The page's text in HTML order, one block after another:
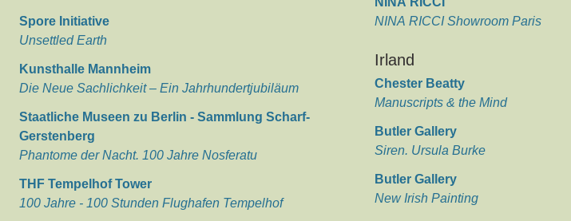
Spore Initiative
Unsettled Earth
Kunsthalle Mannheim
Die Neue Sachlichkeit – Ein Jahrhundertjubiläum
Staatliche Museen zu Berlin - Sammlung Scharf-
Gerstenberg
Phantome der Nacht. 100 Jahre Nosferatu
THF Tempelhof Tower
100 Jahre - 100 Stunden Flughafen Tempelhof
NINA RICCI Showroom Paris
Irland
Chester Beatty
Manuscripts & the Mind
Butler Gallery
Siren. Ursula Burke
Butler Gallery
New Irish Painting